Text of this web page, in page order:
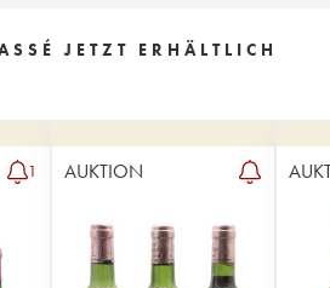
JETZT ERHÄLTLICH
1 AUKTION